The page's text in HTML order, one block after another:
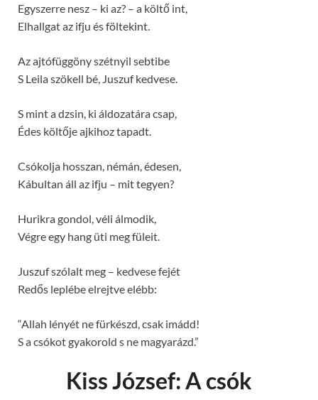
Egyszerre nesz – ki az? – a költő int,
Elhallgat az ifju és föltekint.
Az ajtófüggöny szétnyil sebtibe
S Leila szökell bé, Juszuf kedvese.
S mint a dzsin, ki áldozatára csap,
Édes költője ajkihoz tapadt.
Csókolja hosszan, némán, édesen,
Kábultan áll az ifju – mit tegyen?
Hurikra gondol, véli álmodik,
Végre egy hang üti meg füleit.
Juszuf szólalt meg – kedvese fejét
Redős leplébe elrejtve elébb:
“Allah lényét ne fürkészd, csak imádd!
S a csókot gyakorold s ne magyarázd.”
Kiss József: A csók